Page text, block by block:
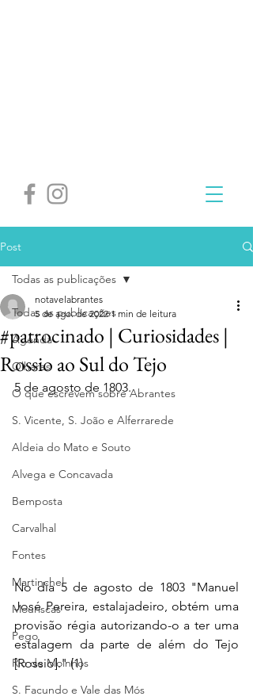
Post
Todas as publicações
Agenda
Olhares
O que escrevem sobre Abrantes
S. Vicente, S. João e Alferrarede
Aldeia do Mato e Souto
Alvega e Concavada
Bemposta
Carvalhal
Fontes
Martinchel
Mouriscas
Pego
Rio de Moinhos
S. Facundo e Vale das Mós
Todas as publicações
#patrocinado | Curiosidades |
Rossio ao Sul do Tejo
notavelabrantes
5 de ago. de 2022 1 min de leitura
5 de agosto de 1803.
No dia 5 de agosto de 1803 "Manuel
José Pereira, estalajadeiro, obtém uma
provisão régia autorizando-o a ter uma
estalagem da parte de além do Tejo
[Rossio]." (1)